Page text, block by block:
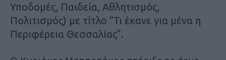
Υποδομές, Παιδεία, Αθλητισμός,
Πολιτισμός) με τίτλο “Τι έκανε για μένα η
Περιφέρεια Θεσσαλίας”.